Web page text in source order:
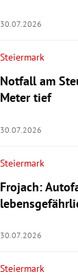
30.07.2026
Steiermark
Notfall am
Meter tief
30.07.2026
Steiermark
Frojach:
30.07.2026
Steiermark